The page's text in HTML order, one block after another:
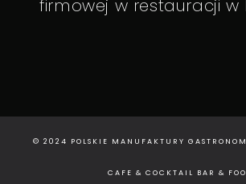
firmowej w restauracji w
© 2024 POLSKIE MANUFAKTURY
CAFE & COCKTAIL BAR &